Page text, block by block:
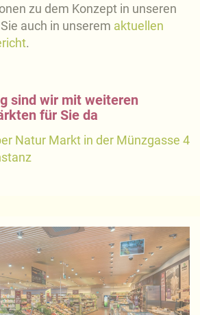
zu dem Konzept in unseren
auch in unserem aktuellen
.
sind wir mit weiteren
für Sie da
Natur Markt in der Münzgasse 4